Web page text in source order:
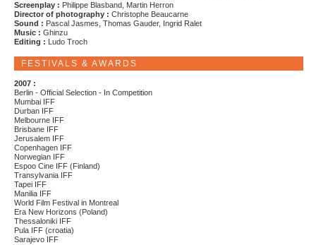
Screenplay : Philippe Blasband, Martin Herron
Director of photography : Christophe Beaucarne
Sound : Pascal Jasmes, Thomas Gauder, Ingrid Ralet
Music : Ghinzu
Editing : Ludo Troch
FESTIVALS & AWARDS
2007 :
Berlin - Official Selection - In Competition
Mumbai IFF
Durban IFF
Melbourne IFF
Brisbane IFF
Jerusalem IFF
Copenhagen IFF
Norwegian IFF
Espoo Cine IFF (Finland)
Transylvania IFF
Tapei IFF
Manilia IFF
World Film Festival in Montreal
Era New Horizons (Poland)
Thessaloniki IFF
Pula IFF (croatia)
Sarajevo IFF